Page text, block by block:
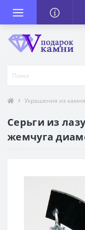
Украшения из камня
Серьги из
жемчуга